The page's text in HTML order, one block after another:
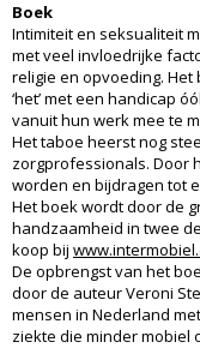
Boek
Intimiteit en seksualiteit
met veel invloedrijke
religie en opvoeding. Het
‘het’ met een handicap
vanuit hun werk mee te
Het taboe heerst nog
zorgprofessionals. Door
worden en bijdragen tot
Het boek wordt door de
handzaamheid in twee
koop bij
De opbrengst van het
door de auteur Veroni
mensen in Nederland
ziekte die minder mobiel